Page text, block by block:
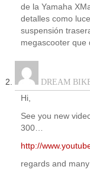
de la Yamaha
detalles como
suspensión
megascooter
DREAM
Hi,
See you new
300…
http://
regards and